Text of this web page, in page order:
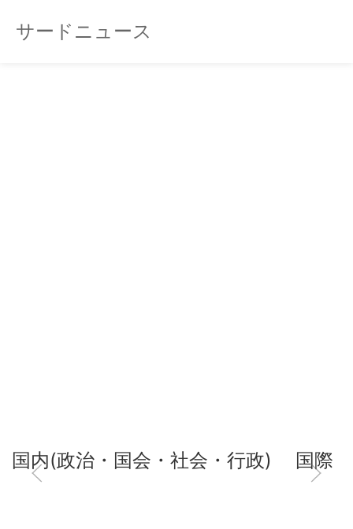
サードニュース
国内(政治・国会・社会・行政) 国際